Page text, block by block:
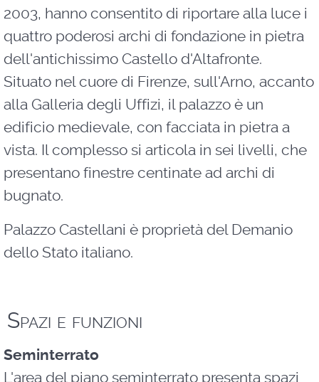
2003, hanno consentito di riportare alla luce i
quattro poderosi archi di fondazione in pietra
dell'antichissimo Castello d'Altafronte.
Situato nel cuore di Firenze, sull'Arno, accanto
alla Galleria degli Uffizi, il palazzo è un
edificio medievale, con facciata in pietra a
vista. Il complesso si articola in sei livelli, che
presentano finestre centinate ad archi di
bugnato.
Palazzo Castellani è proprietà del Demanio
dello Stato italiano.
Spazi e funzioni
Seminterrato
L'area del piano seminterrato presenta spazi